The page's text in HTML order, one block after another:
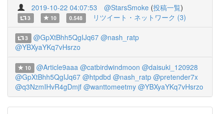
2019-10-22 04:07:53 @StarsSmoke (投稿一覧)
3 10 0.548 リツイート・ネットワーク (3)
3 @GpXtBhh5QgIJq67 @nash_ratp
@YBXyaYKq7vHsrzo
10 @Article9aaa @catbirdwindmoon @daisuki_120928
@GpXtBhh5QgIJq67 @htpdbd @nash_ratp @pretender7x
@q3NzmIHvR4gDmjf @wanttomeetmy @YBXyaYKq7vHsrzo